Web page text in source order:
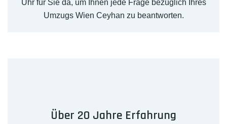
Uhr für Sie da, um Ihnen jede Frage bezüglich Ihres
Umzugs Wien Ceyhan zu beantworten.
Über 20 Jahre Erfahrung